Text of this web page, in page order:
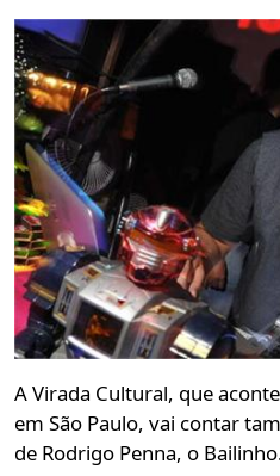
A Virada Cultural, que
em São Paulo, vai contar
de Rodrigo Penna, o